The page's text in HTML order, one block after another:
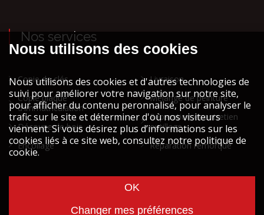
Nos services
Copie de clés
Copie plaque
d'immatriculation
Découpe de bois
Encollage
Livraison
Mélange de peinture
Réparation et entretien
outillage
Réparation remorque
Mentions légales STOCK ATH